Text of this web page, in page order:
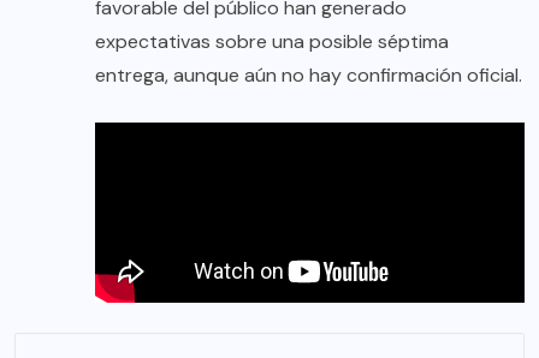
favorable del público han generado
expectativas sobre una posible séptima
entrega, aunque aún no hay confirmación oficial.